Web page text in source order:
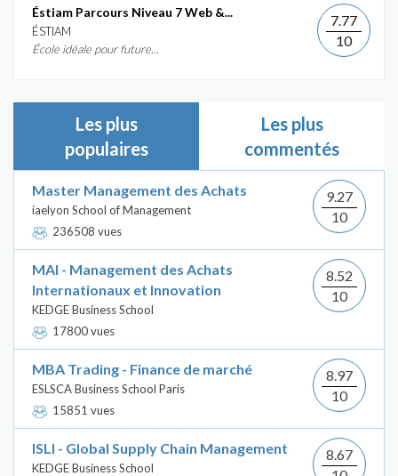
Éstiam Parcours Niveau 7 Web &...
ÉSTIAM
École idéale pour future...
7.77
10
Les plus
populaires
Les plus
commentés
Master Management des Achats
iaelyon School of Management
236508 vues
9.27
10
MAI - Management des Achats
Internationaux et Innovation
KEDGE Business School
17800 vues
8.52
10
MBA Trading - Finance de marché
ESLSCA Business School Paris
15851 vues
8.97
10
ISLI - Global Supply Chain Management
KEDGE Business School
8.67